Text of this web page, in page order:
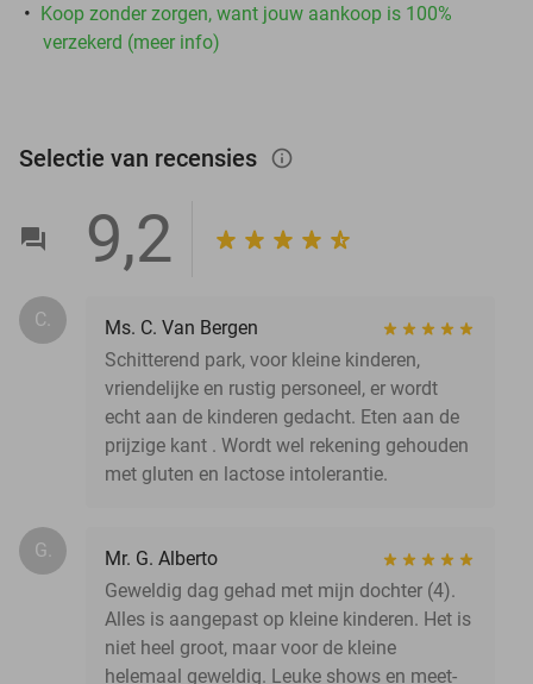
Koop zonder zorgen, want jouw aankoop is 100%
verzekerd (meer info)
Selectie van recensies info_outlined
9,2
C.
Ms. C. Van Bergen
Schitterend park, voor kleine kinderen,
vriendelijke en rustig personeel, er wordt
echt aan de kinderen gedacht. Eten aan de
prijzige kant . Wordt wel rekening gehouden
met gluten en lactose intolerantie.
G.
Mr. G. Alberto
Geweldig dag gehad met mijn dochter (4).
Alles is aangepast op kleine kinderen. Het is
niet heel groot, maar voor de kleine
helemaal geweldig. Leuke shows en meet-